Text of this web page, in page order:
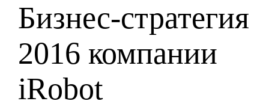
Бизнес-стратегия
2016 компании
iRobot